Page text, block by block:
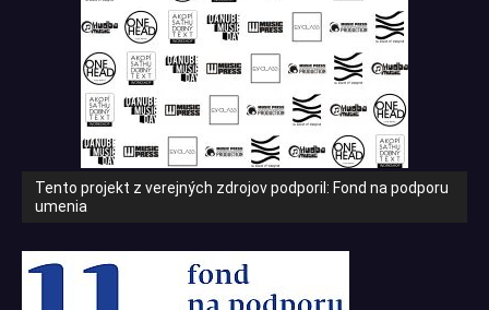
Tento projekt z verejných zdrojov podporil: Fond na podporu
umenia